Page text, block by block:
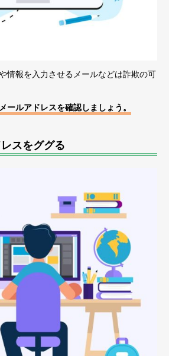
情報を入力させるメールなどは詐欺の可
ールアドレスを確認しましょう。
スをググる